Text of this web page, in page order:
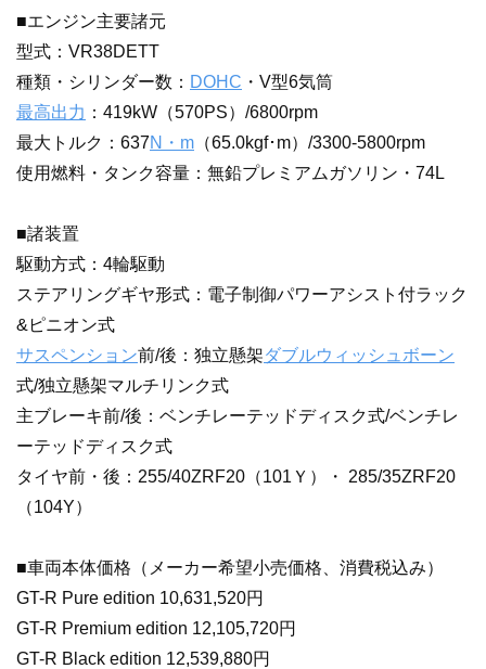
■エンジン主要諸元
型式：VR38DETT
種類・シリンダー数： DOHC ・V型6気筒
最高出力 ：419kW（570PS）/6800rpm
最大トルク：637N・m （65.0kgf･m）/3300-5800rpm
使用燃料・タンク容量：無鉛プレミアムガソリン・74L
■諸装置
駆動方式：4輪駆動
ステアリングギヤ形式：電子制御パワーアシスト付ラック
&ピニオン式
サスペンション前/後：独立懸架ダブルウィッシュボーン
式/独立懸架マルチリンク式
主ブレーキ前/後：ベンチレーテッドディスク式/ベンチレ
ーテッドディスク式
タイヤ前・後：255/40ZRF20（101Ｙ）・ 285/35ZRF20
（104Y）
■車両本体価格（メーカー希望小売価格、消費税込み）
GT-R Pure edition 10,631,520円
GT-R Premium edition 12,105,720円
GT-R Black edition 12,539,880円